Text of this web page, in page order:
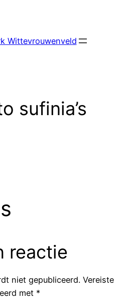
Wittevrouwenveld
sufinia’s
reactie
niet gepubliceerd. Vereiste
met *